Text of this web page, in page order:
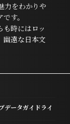
力をわかりや
す。
時にはロッ
幽遠な日本文
データガイドライ